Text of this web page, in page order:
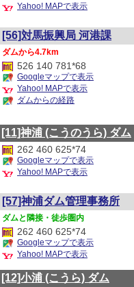
Yahoo! MAPで表示
[56]対馬振興局 河港課
4.7km
526 140 781*68
Googleマップで表示
Yahoo! MAPで表示
ダムからの経路
[11]神浦 (こうのうら) ダム
262 460 625*74
Googleマップで表示
Yahoo! MAPで表示
[57]神浦ダム管理事務所
隣接・徒歩圏内
262 460 625*74
Googleマップで表示
Yahoo! MAPで表示
[12]小浦 (こうら) ダム